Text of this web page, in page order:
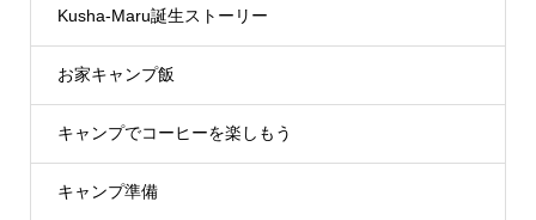
Kusha-Maru誕生ストーリー
お家キャンプ飯
キャンプでコーヒーを楽しもう
キャンプ準備